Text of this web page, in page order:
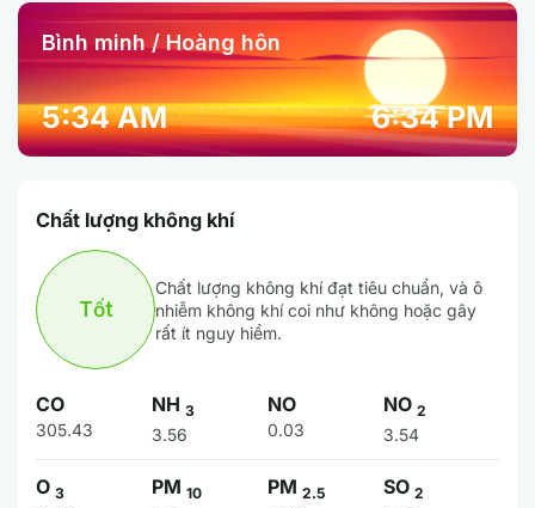
Bình minh / Hoàng hôn
5:34 AM 6:34 PM
Chất lượng không khí
Tốt
Chất lượng không khí đạt tiêu chuẩn, và ô
nhiễm không khí coi như không hoặc gây
rất ít nguy hiểm.
CO
305.43
NH 3
3.56
NO
0.03
NO 2
3.54
O 3 PM 10 PM 2.5 SO 2